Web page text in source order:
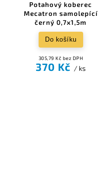
Potahový koberec
Mecatron samolepící
černý 0,7x1,5m
305,79 Kč bez DPH
370 Kč / ks
Do košíku